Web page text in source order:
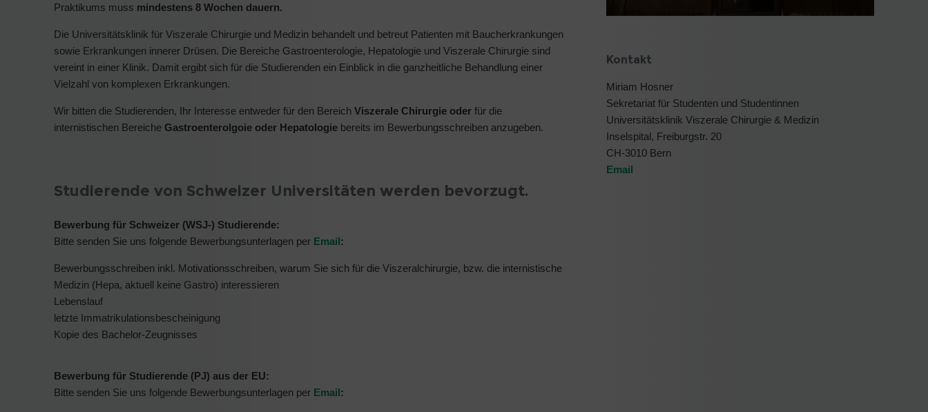
Praktikums muss mindestens 8 Wochen dauern.
Die Universitätsklinik für Viszerale Chirurgie und Medizin behandelt und betreut Patienten mit Baucherkrankungen
sowie Erkrankungen innerer Drüsen. Die Bereiche Gastroenterologie, Hepatologie und Viszerale Chirurgie sind
vereint in einer Klinik. Damit ergibt sich für die Studierenden ein Einblick in die ganzheitliche Behandlung einer
Vielzahl von komplexen Erkrankungen.
Wir bitten die Studierenden, Ihr Interesse entweder für den Bereich Viszerale Chirurgie oder für die
internistischen Bereiche Gastroenterolgoie oder Hepatologie bereits im Bewerbungsschreiben anzugeben.
Studierende von Schweizer Universitäten werden bevorzugt.
Bewerbung für Schweizer (WSJ-) Studierende:
Bitte senden Sie uns folgende Bewerbungsunterlagen per Email:
Bewerbungsschreiben inkl. Motivationsschreiben, warum Sie sich für die Viszeralchirurgie, bzw. die internistische
Medizin (Hepa, aktuell keine Gastro) interessieren
Lebenslauf
letzte Immatrikulationsbescheinigung
Kopie des Bachelor-Zeugnisses
Bewerbung für Studierende (PJ) aus der EU:
Bitte senden Sie uns folgende Bewerbungsunterlagen per Email:
Kontakt
Miriam Hosner
Sekretariat für Studenten und Studentinnen
Universitätsklinik Viszerale Chirurgie & Medizin
Inselspital, Freiburgstr. 20
CH-3010 Bern
Email